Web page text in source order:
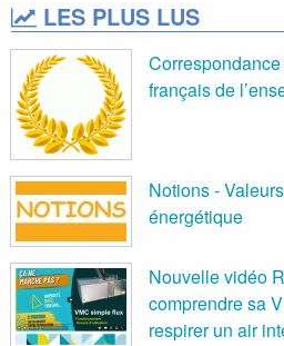
LES PLUS LUS
français de
Notions -
énergétique
Nouvelle vidéo
comprendre sa
respirer un air